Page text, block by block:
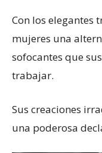
Con los elegantes
mujeres una
sofocantes que
trabajar.
Sus creaciones
una poderosa